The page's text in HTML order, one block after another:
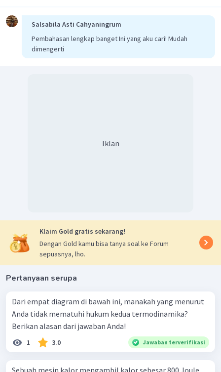
Salsabila Asti Cahyaningrum
Pembahasan lengkap banget Ini yang aku cari! Mudah
dimengerti
Iklan
Klaim Gold gratis sekarang!
Dengan Gold kamu bisa tanya soal ke Forum
sepuasnya, lho.
Pertanyaan serupa
Dari empat diagram di bawah ini, manakah yang menurut
Anda tidak mematuhi hukum kedua termodinamika?
Berikan alasan dari jawaban Anda!
1 3.0 Jawaban terverifikasi
Sebuah mesin kalor mengambil kalor sebesar 800 Joule